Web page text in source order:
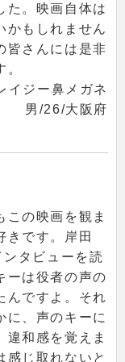
た。映画自体は
かもしれません
皆さんには是非
イジー鼻メガネ
男/26/大阪府
この映画を観ま
きです。岸田
タビューを読
ーは役者の声の
んですよ。それ
に、声のキーに
違和感を覚えま
感じ取れないと